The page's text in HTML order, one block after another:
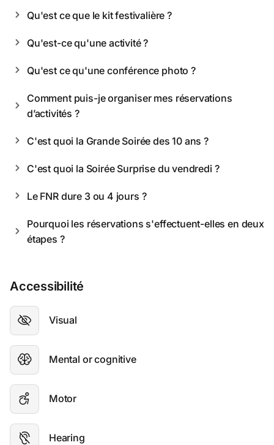
Qu'est ce que le kit festivalière ?
Qu'est-ce qu'une activité ?
Qu'est ce qu'une conférence photo ?
Comment puis-je organiser mes réservations
d’activités ?
C'est quoi la Grande Soirée des 10 ans ?
C'est quoi la Soirée Surprise du vendredi ?
Le FNR dure 3 ou 4 jours ?
Pourquoi les réservations s'effectuent-elles en deux
étapes ?
Accessibilité
Visual
Mental or cognitive
Motor
Hearing